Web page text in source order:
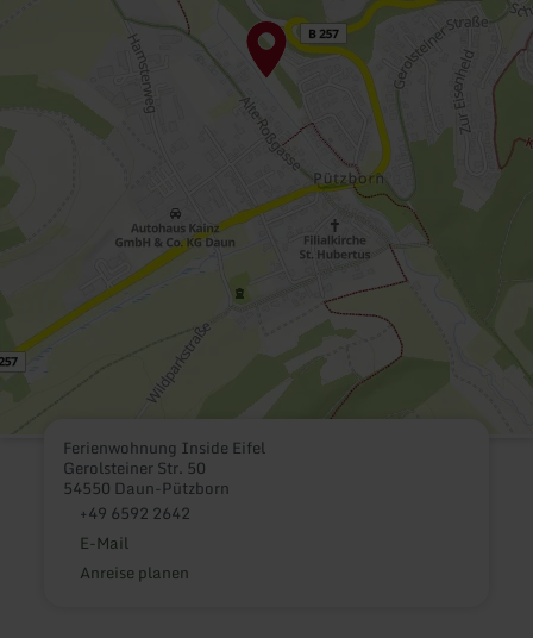
Ferienwohnung Inside Eifel
Gerolsteiner Str. 50
54550 Daun-Pützborn
+49 6592 2642
E-Mail
Anreise planen